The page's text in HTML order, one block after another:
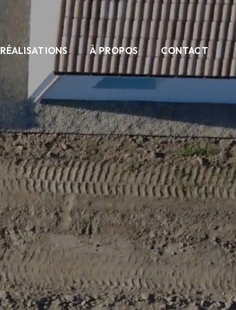
RÉALISATIONS À PROPOS CONTACT